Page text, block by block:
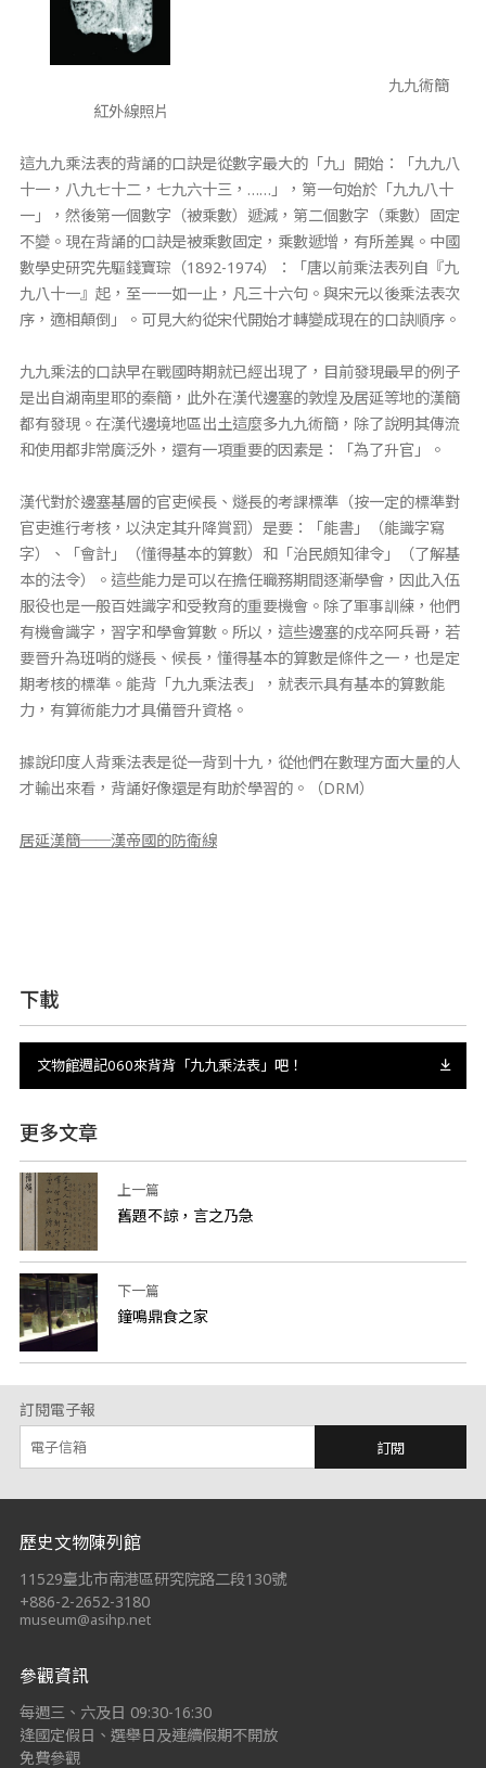
九九術簡
紅外線照片
這九九乘法表的背誦的口訣是從數字最大的「九」開始：「九九八
十一，八九七十二，七九六十三，……」，第一句始於「九九八十
一」，然後第一個數字（被乘數）遞減，第二個數字（乘數）固定
不變。現在背誦的口訣是被乘數固定，乘數遞增，有所差異。中國
數學史研究先驅錢寶琮（1892-1974）：「唐以前乘法表列自『九
九八十一』起，至一一如一止，凡三十六句。與宋元以後乘法表次
序，適相顛倒」。可見大約從宋代開始才轉變成現在的口訣順序。
九九乘法的口訣早在戰國時期就已經出現了，目前發現最早的例子
是出自湖南里耶的秦簡，此外在漢代邊塞的敦煌及居延等地的漢簡
都有發現。在漢代邊境地區出土這麼多九九術簡，除了說明其傳流
和使用都非常廣泛外，還有一項重要的因素是：「為了升官」。
漢代對於邊塞基層的官吏候長、燧長的考課標準（按一定的標準對
官吏進行考核，以決定其升降賞罰）是要：「能書」（能識字寫
字）、「會計」（懂得基本的算數）和「治民頗知律令」（了解基
本的法令）。這些能力是可以在擔任職務期間逐漸學會，因此入伍
服役也是一般百姓識字和受教育的重要機會。除了軍事訓練，他們
有機會識字，習字和學會算數。所以，這些邊塞的戍卒阿兵哥，若
要晉升為班哨的燧長、候長，懂得基本的算數是條件之一，也是定
期考核的標準。能背「九九乘法表」，就表示具有基本的算數能
力，有算術能力才具備晉升資格。
據說印度人背乘法表是從一背到十九，從他們在數理方面大量的人
才輸出來看，背誦好像還是有助於學習的。（DRM）
居延漢簡──漢帝國的防衛線
下載
文物館週記060來背背「九九乘法表」吧！
更多文章
上一篇
舊題不諒，言之乃急
下一篇
鐘鳴鼎食之家
訂閱電子報
訂閱
:::
歷史文物陳列館
11529臺北市南港區研究院路二段130號
+886-2-2652-3180
museum@asihp.net
參觀資訊
每週三、六及日 09:30-16:30
逢國定假日、選舉日及連續假期不開放
免費參觀